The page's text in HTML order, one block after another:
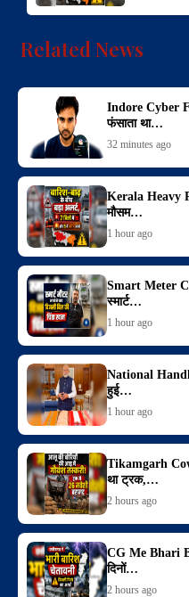
Related News
Indore Cyber
फंसाता था…
32 minutes ago
Kerala Heavy
मौसम…
1 hour ago
Smart Meter
स्मार्ट…
1 hour ago
National
हुई…
1 hour ago
Tikamgarh
था ट्रक,…
2 hours ago
CG Me Bhari
दिनों…
2 hours ago